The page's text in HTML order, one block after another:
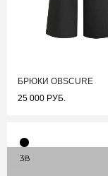
БРЮКИ OBSCURE
25 000 РУБ.
38